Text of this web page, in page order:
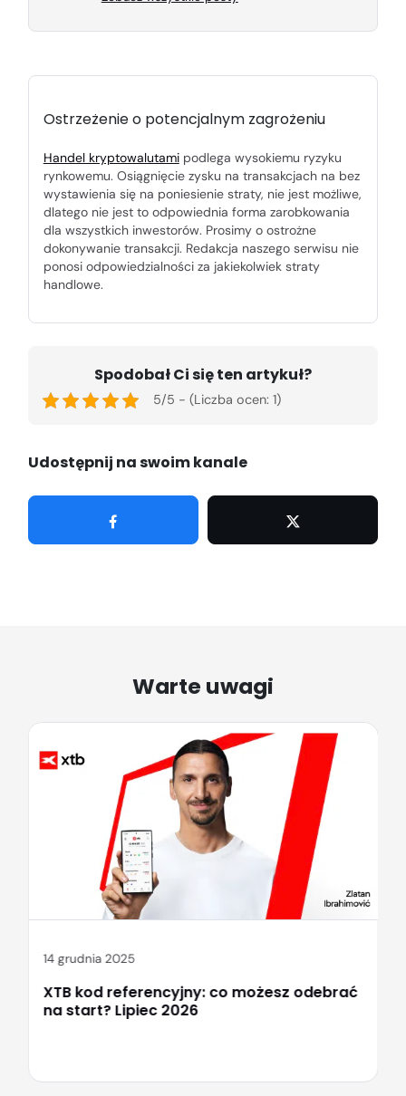
Ostrzeżenie o potencjalnym zagrożeniu
Handel kryptowalutamipodlega wysokiemu ryzyku
rynkowemu. Osiągnięcie zysku na transakcjach na bez
wystawienia się na poniesienie straty, nie jest możliwe,
dlatego nie jest to odpowiednia forma zarobkowania
dla wszystkich inwestorów. Prosimy o ostrożne
dokonywanie transakcji. Redakcja naszego serwisu nie
ponosi odpowiedzialności za jakiekolwiek straty
handlowe.
Spodobał Ci się ten artykuł?
5/5 - (Liczba ocen: 1)
Udostępnij na swoim kanale
Warte uwagi
14 grudnia 2025
XTB kod referencyjny: co możesz odebrać
na start? Lipiec 2026